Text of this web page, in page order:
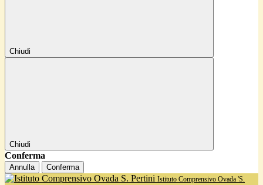
Chiudi
Chiudi
Conferma
Annulla Conferma
Istituto Comprensivo Ovada 'S.